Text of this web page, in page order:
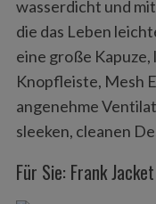
wasserdicht und
die das Leben
eine große
Knopfleiste, Mesh
angenehme
sleeken, cleanen
Für Sie: Frank Jacket